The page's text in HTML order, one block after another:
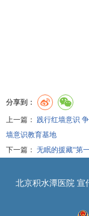
分享到：
上一篇：
践行红墙意识
墙意识教育基地
下一篇： 无眠的援藏“第
北京积水潭医院 宣